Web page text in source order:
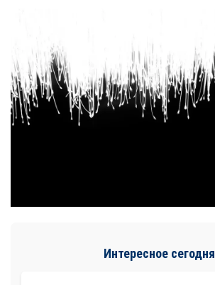
Интересное сегодня